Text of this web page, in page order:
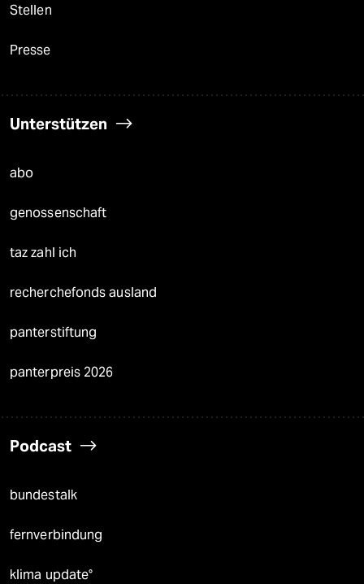
Stellen
Presse
Unterstützen
abo
genossenschaft
taz zahl ich
recherchefonds ausland
panterstiftung
panterpreis 2026
Podcast
bundestalk
fernverbindung
klima update°